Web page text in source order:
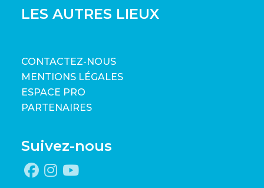
LES AUTRES LIEUX
CONTACTEZ-NOUS
MENTIONS LÉGALES
ESPACE PRO
PARTENAIRES
Suivez-nous